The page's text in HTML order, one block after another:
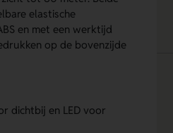
elastische
en met een werktijd
op de bovenzijde
dichtbij en LED voor